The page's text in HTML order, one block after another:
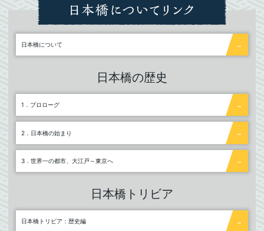
日本橋について
日本橋の歴史
1．プロローグ
2．日本橋の始まり
3．世界一の都市、大江戸～東京へ
日本橋トリビア
日本橋トリビア：歴史編